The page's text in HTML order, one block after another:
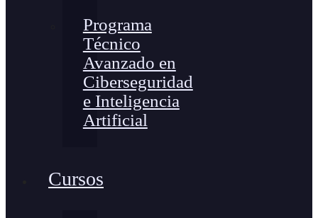
Programa
Técnico
Avanzado en
Ciberseguridad
e Inteligencia
Artificial
Cursos